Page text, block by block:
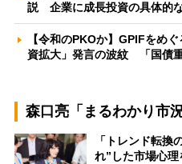
説 企業に成長投資の具体的
【令和のPKOか】GPIFをめ
資拡大」発言の波紋 「国債
森口亮「まるわかり市況
「トレンド転換
れ”した市場心理